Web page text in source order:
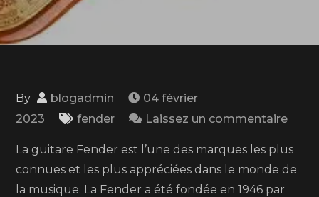
By blogadmin
04 février
2023
fender Laissez un commentaireon
9
La guitare Fender est l’une des marques les plus
connues et les plus appréciées dans le monde de
la musique. La Fender a été fondée en 1946 par